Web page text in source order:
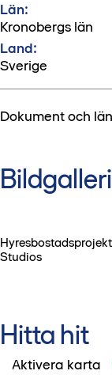
Län:
Kronobergs län
Land:
Sverige
Dokument och
Bildgalleri
Studios
Hitta hit
Aktivera karta